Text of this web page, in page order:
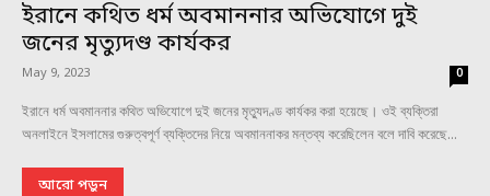
ইরানে কথিত ধর্ম অবমাননার অভিযোগে দুই
জনের মৃত্যুদণ্ড কার্যকর
May 9, 2023 0
ইরানে ধর্ম অবমাননার কথিত অভিযোগে দুই জনের মৃত্যুদণ্ড কার্যকর করা হয়েছে। ওই ব্যক্তিরা
অনলাইনে ইসলামের গুরুত্বপূর্ণ ব্যক্তিদের নিয়ে অবমাননাকর মন্তব্য করেছিলেন বলে দাবি করেছে...
আরো পড়ুন